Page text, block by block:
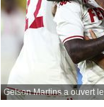
Gelson Martins a ouvert